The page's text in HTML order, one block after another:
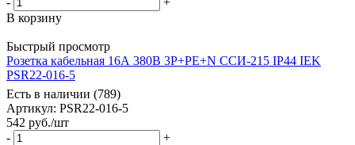
В корзину
Быстрый просмотр
Розетка кабельная 16А 380В 3P+PE+N ССИ-215 IP44 IEK
PSR22-016-5
Есть в наличии (789)
Артикул: PSR22-016-5
542 руб./шт
-
+